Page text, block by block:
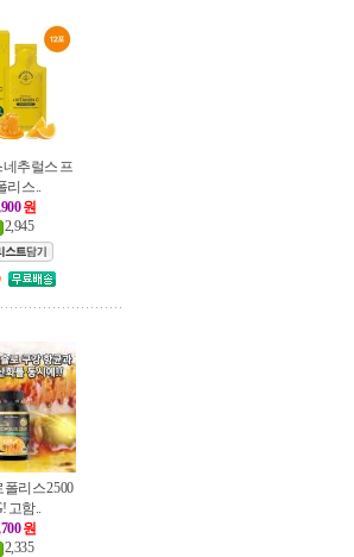
추럴스 프
리스..
원
2,945
리스 2500
고함..
원
2,335